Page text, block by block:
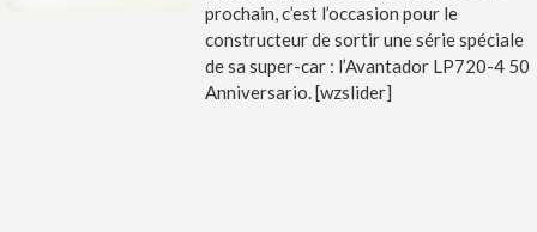
prochain, c’est l’occasion pour le
constructeur de sortir une série spéciale
de sa super-car : l’Avantador LP720-4 50
Anniversario. [wzslider]